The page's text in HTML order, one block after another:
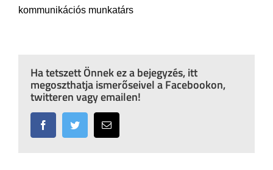
kommunikációs munkatárs
Ha tetszett Önnek ez a bejegyzés, itt
megoszthatja ismerőseivel a Facebookon,
twitteren vagy emailen!
FacebookTwitter Email: